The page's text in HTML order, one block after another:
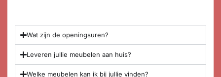
Wat zijn de openingsuren?
Leveren jullie meubelen aan huis?
Welke meubelen kan ik bij jullie vinden?